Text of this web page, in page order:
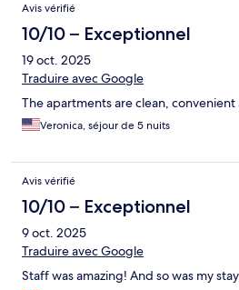
Avis vérifié
10/10 – Exceptionnel
19 oct. 2025
Traduire avec Google
The apartments are clean,
Veronica, séjour de 5 nuits
Avis vérifié
10/10 – Exceptionnel
9 oct. 2025
Traduire avec Google
Staff was amazing! And so was my